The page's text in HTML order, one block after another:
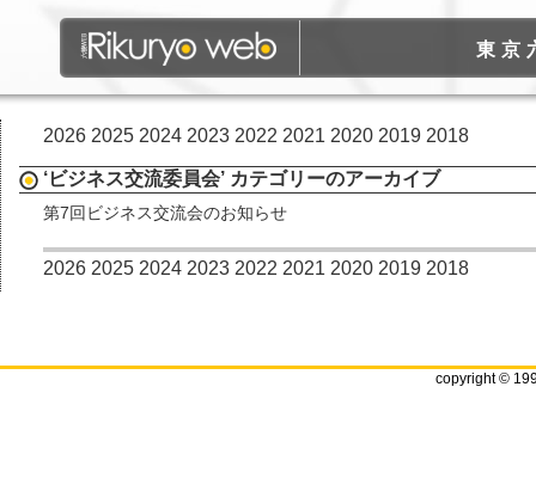
東京
2026 2025 2024 2023 2022 2021 2020 2019 2018
‘ビジネス交流委員会’ カテゴリーのアーカイブ
第7回ビジネス交流会のお知らせ
2026 2025 2024 2023 2022 2021 2020 2019 2018
copyright ©